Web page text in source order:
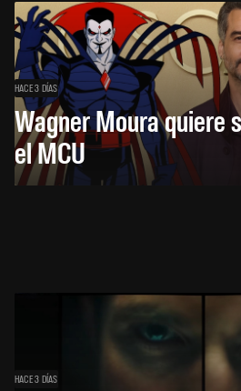
HACE 3 DÍAS
Wagner Moura quiere
el MCU
HACE 3 DÍAS